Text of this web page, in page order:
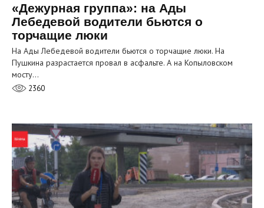
«Дежурная группа»: на Ады
Лебедевой водители бьются о
торчащие люки
На Ады Лебедевой водители бьются о торчащие люки. На
Пушкина разрастается провал в асфальте. А на Копыловском
мосту…
2360